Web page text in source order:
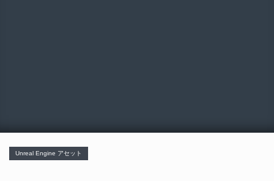
Unreal Engine アセット